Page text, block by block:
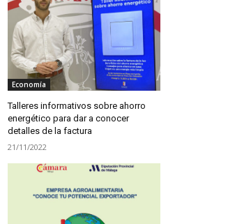
Economía
Talleres informativos sobre ahorro
energético para dar a conocer
detalles de la factura
21/11/2022